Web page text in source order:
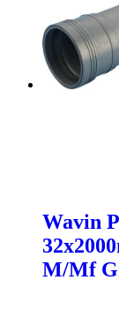
Wavin
M/Mf